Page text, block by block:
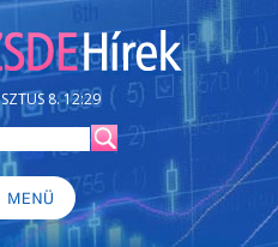
8. 12:29